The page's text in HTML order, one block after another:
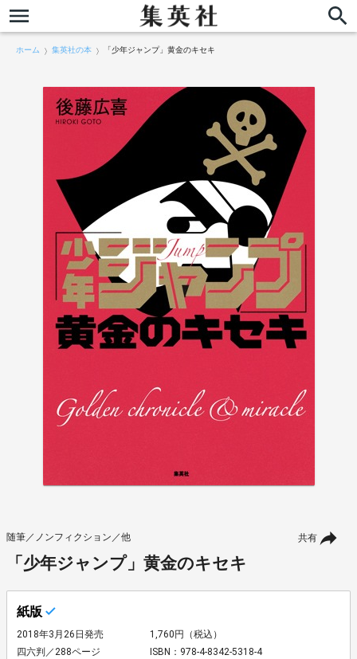
ホーム 集英社の本 「少年ジャンプ」黄金のキセキ
共有
随筆／ノンフィクション／他
「少年ジャンプ」黄金のキセキ
紙版
2018年3月26日発売
1,760円（税込）
四六判／288ページ
ISBN：978-4-8342-5318-4